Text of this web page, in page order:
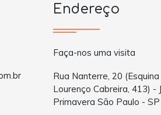
Endereço
Faça-nos uma visita
Rua Nanterre, 20
Lourenço Cabreira, 413) -
Primavera São Paulo -